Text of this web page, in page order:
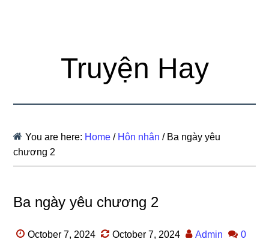
Truyện Hay
You are here: Home / Hôn nhân /Ba ngày yêu
chương 2
Ba ngày yêu chương 2
October 7, 2024 October 7, 2024 Admin
0